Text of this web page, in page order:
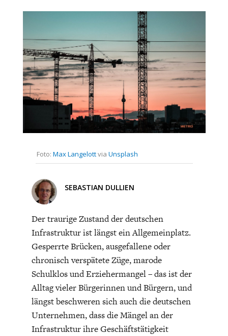
INDUSTRIEPOLITIK
ENERGIE & UMWELT
Foto: Max Langelottvia Unsplash
SEBASTIAN DULLIEN
Der traurige Zustand der deutschen
Infrastruktur ist längst ein Allgemeinplatz.
Gesperrte Brücken, ausgefallene oder
chronisch verspätete Züge, marode
Schulklos und Erziehermangel – das ist der
Alltag vieler Bürgerinnen und Bürgern, und
längst beschweren sich auch die deutschen
Unternehmen, dass die Mängel an der
Infrastruktur ihre Geschäftstätigkeit